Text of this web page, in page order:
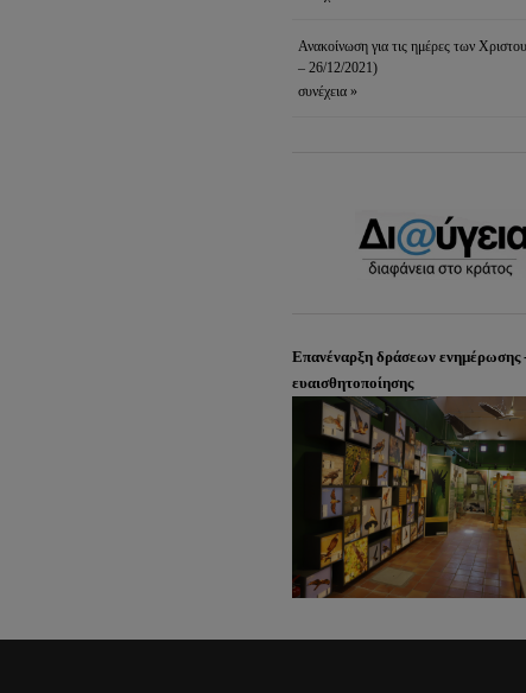
Ανακοίνωση για τις ημέρες των
– 26/12/2021)
συνέχεια »
Επανέναρξη δράσεων ενημέρωσης
ευαισθητοποίησης